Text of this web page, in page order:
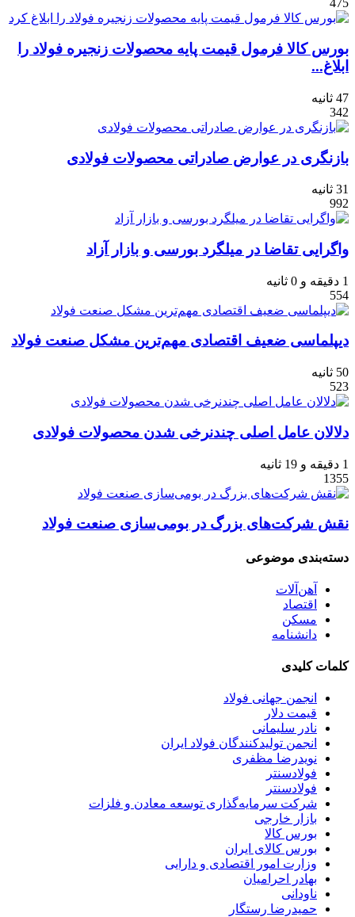
475
بورس کالا فرمول قیمت پایه محصولات زنجیره فولاد را
ابلاغ...
47 ثانیه
342
بازنگری در عوارض صادراتی محصولات فولادی
31 ثانیه
992
واگرایی تقاضا در میلگرد بورسی و بازار آزاد
1 دقیقه و 0 ثانیه
554
دیپلماسی ضعیف اقتصادی مهم‌ترین مشکل صنعت فولاد
50 ثانیه
523
دلالان عامل اصلی چندنرخی شدن محصولات فولادی
1 دقیقه و 19 ثانیه
1355
نقش شرکت‌های بزرگ در بومی‌سازی صنعت فولاد
دسته‌بندی موضوعی
آهن‌آلات
اقتصاد
مسکن
دانشنامه
کلمات کلیدی
انجمن جهانی فولاد
قیمت دلار
نادر سلیمانی
انجمن تولیدکنندگان فولاد ایران
نویدرضا مظفری
فولادسنتر
فولادسنتر
شرکت سرمایه‌گذاری توسعه معادن و فلزات
بازار خارجی
بورس کالا
بورس کالای ایران
وزارت امور اقتصادی و دارایی
بهادر احرامیان
ناودانی
حمیدرضا رستگار